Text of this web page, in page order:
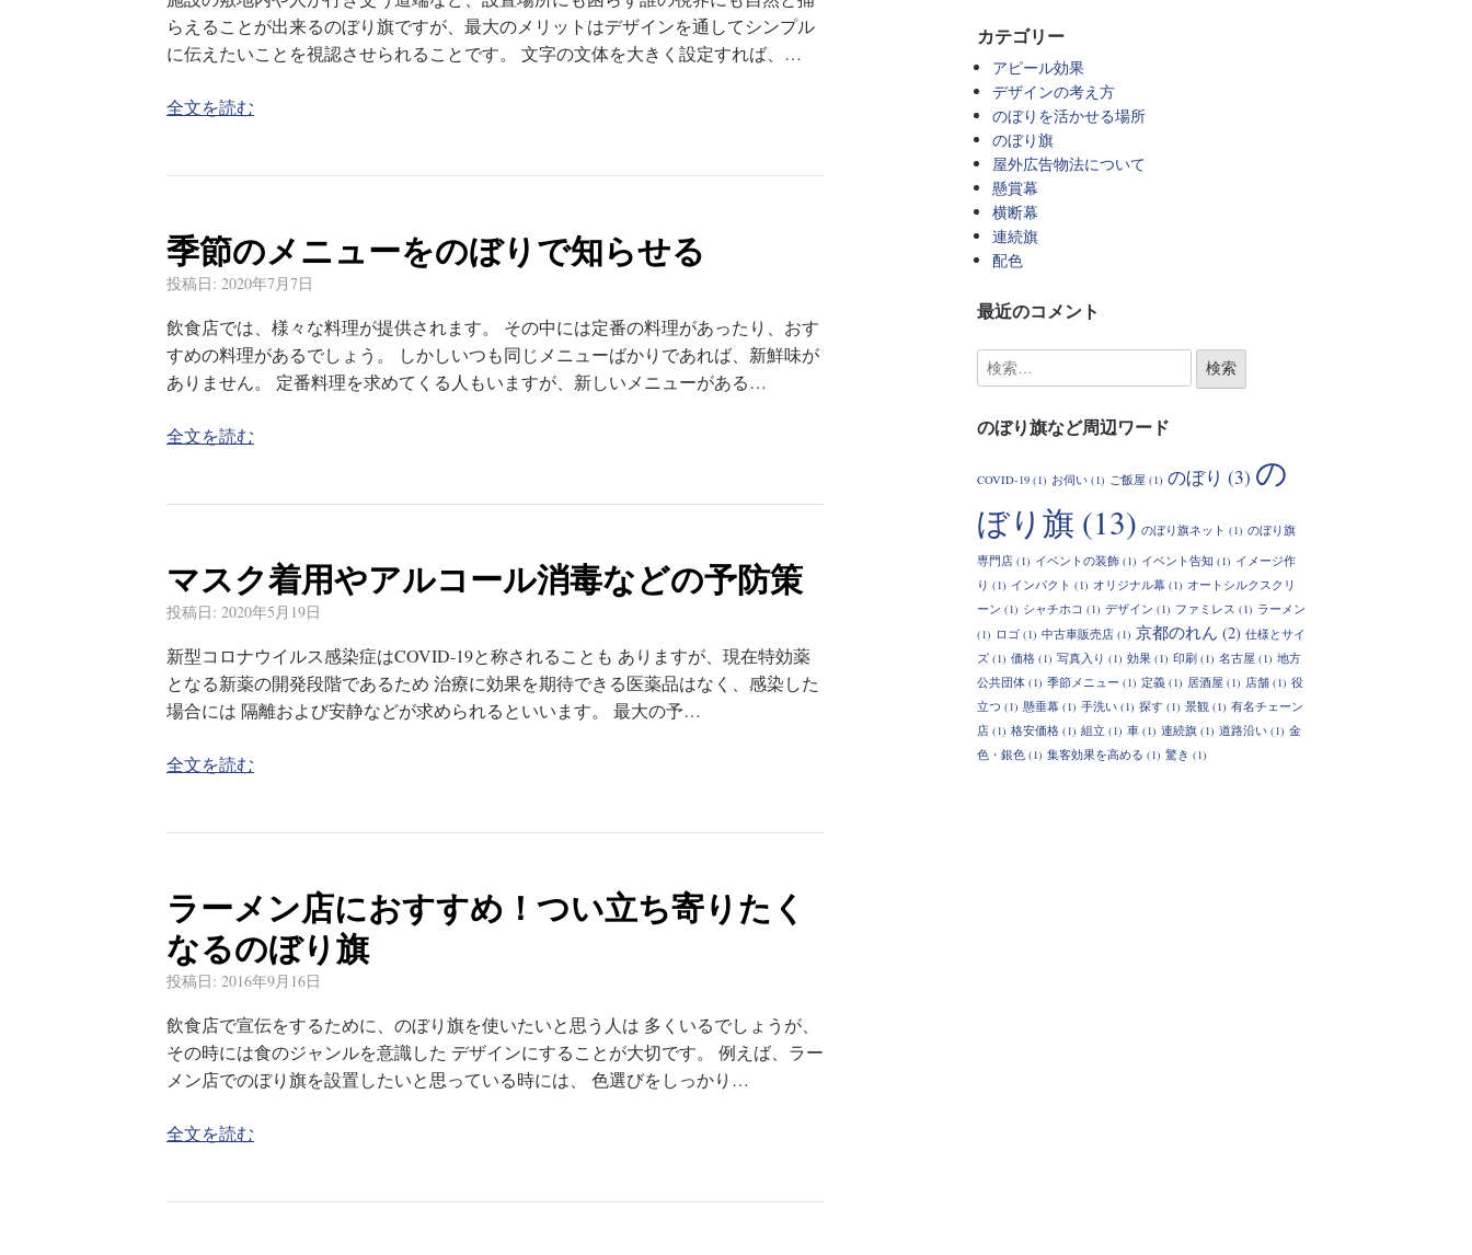
らえることが出来るのぼり旗ですが、最大のメリットはデザインを通してシンプル
に伝えたいことを視認させられることです。 文字の文体を大きく設定すれば、…
全文を読む
季節のメニューをのぼりで知らせる
投稿日: 2020年7月7日
飲食店では、様々な料理が提供されます。 その中には定番の料理があったり、おす
すめの料理があるでしょう。 しかしいつも同じメニューばかりであれば、新鮮味が
ありません。 定番料理を求めてくる人もいますが、新しいメニューがある…
全文を読む
マスク着用やアルコール消毒などの予防策
投稿日: 2020年5月19日
新型コロナウイルス感染症はCOVID-19と称されることも ありますが、現在特効薬
となる新薬の開発段階であるため 治療に効果を期待できる医薬品はなく、感染した
場合には 隔離および安静などが求められるといいます。 最大の予…
全文を読む
ラーメン店におすすめ！つい立ち寄りたく
なるのぼり旗
投稿日: 2016年9月16日
飲食店で宣伝をするために、のぼり旗を使いたいと思う人は 多くいるでしょうが、
その時には食のジャンルを意識した デザインにすることが大切です。 例えば、ラー
メン店でのぼり旗を設置したいと思っている時には、 色選びをしっかり…
全文を読む
カテゴリー
アピール効果
デザインの考え方
のぼりを活かせる場所
のぼり旗
屋外広告物法について
懸賞幕
横断幕
連続旗
配色
最近のコメント
のぼり旗など周辺ワード
COVID-19 (1) お伺い (1) ご飯屋 (1) のぼり (3) の
ぼり旗 (13) のぼり旗ネット (1) のぼり旗
専門店 (1) イベントの装飾 (1) イベント告知 (1) イメージ作
り (1) インパクト (1) オリジナル幕 (1) オートシルクスクリ
ーン (1) シャチホコ (1) デザイン (1) ファミレス (1) ラーメン
(1) ロゴ (1) 中古車販売店 (1) 京都のれん (2) 仕様とサイ
ズ (1) 価格 (1) 写真入り (1) 効果 (1) 印刷 (1) 名古屋 (1) 地方
公共団体 (1) 季節メニュー (1) 定義 (1) 居酒屋 (1) 店舗 (1) 役
立つ (1) 懸垂幕 (1) 手洗い (1) 探す (1) 景観 (1) 有名チェーン
店 (1) 格安価格 (1) 組立 (1) 車 (1) 連続旗 (1) 道路沿い (1) 金
色・銀色 (1) 集客効果を高める (1) 驚き (1)